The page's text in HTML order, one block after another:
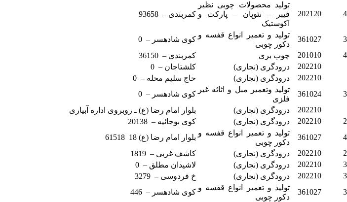
202120
تولید محصولات چوبی نظیر
فیبر – نئوپان – پارکت و
اکوستیک
کمربندی – 93658
361027
تولید و تعمیر انواع قفسه و
دکور چوبی
کوی شادهسر – 0
201010 چوب بری
کمربندی – 36150
202210 درودگری (نجاری)
کلشتاجان – 0
202210 درودگری (نجاری)
حاج سلیم محله – 0
361024
تولید وتعمیر مبل و اثاثه غیر
فلزی
کوی شادهسر – 0
202210 درودگری (نجاری)
بلوار امام رضا (ع) ـ روبروی اداره آبیاری
202210 درودگری (نجاری)
کوی بوجائیه – 20138
361027
تولید و تعمیر انواع قفسه و
دکور چوبی
بلوار امام رضا (ع) 18 61518
202210 درودگری (نجاری)
کاشف غربی – 1819
202210 درودگری (نجاری)
لاشیدان مطلق – 0
202210 درودگری (نجاری)
خ فردوسی – 3279
361027
تولید و تعمیر انواع قفسه و
دکور چوبی
کوی شادهسر – 446